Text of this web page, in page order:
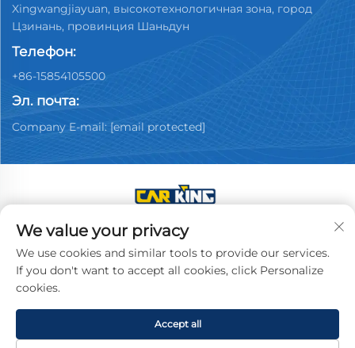
Xingwangjiayuan, высокотехнологичная зона, город
Цзинань, провинция Шаньдун
Телефон:
+86-15854105500
Эл. почта:
Company E-mail: [email protected]
Авторские права © 2025 Китай, компания по
продаже подержанных автомобилей Jinan Youpin.
Все права защищены.Политика
конфиденциальности
We value your privacy
We use cookies and similar tools to provide our services.
If you don't want to accept all cookies, click Personalize
cookies.
Accept all